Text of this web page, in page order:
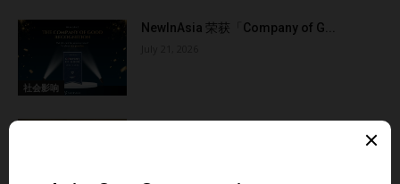
社会影响
NewInAsia 荣获「Company of G...